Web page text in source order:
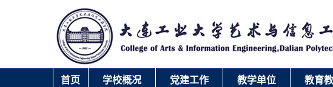
首页 学校概况 党建工作 教学单位 教育